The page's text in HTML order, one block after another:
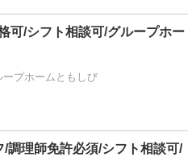
可/シフト相談可/グループホー
プホームともしび
/調理師免許必須/シフト相談可/